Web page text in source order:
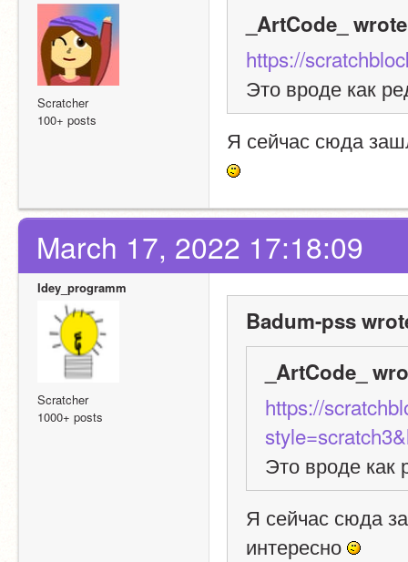
Scratcher
100+ posts
_ArtCode_
https://
Это вроде как
March 17, 2022 17:18:09
Idey_programm
Scratcher
1000+ posts
Badum-pss
_ArtCode_
https://
Это вроде как
Я сейчас сюда
интересно